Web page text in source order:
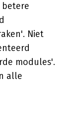
betere
Niet
modules'.
alle